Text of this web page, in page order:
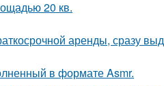
20 кв.
аренды, сразу
в формате Asmr.